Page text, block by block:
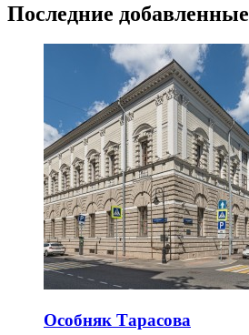
Последние добавленные
Особняк Тарасова